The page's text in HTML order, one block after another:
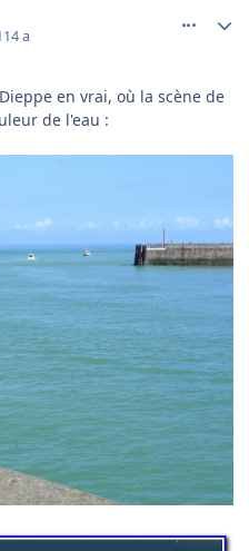
14 a
en vrai, où la scène de
de l'eau :